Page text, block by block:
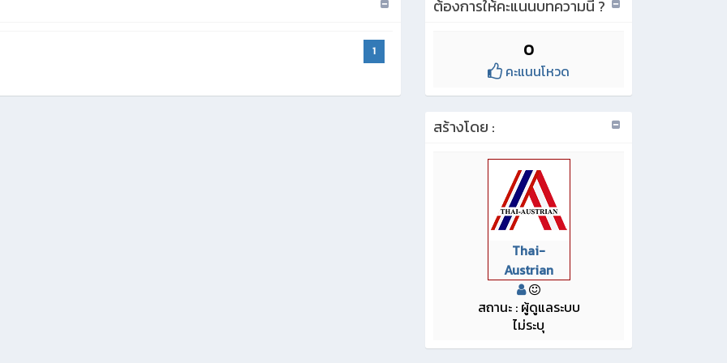
1
ต้องการให้คะแนนบทความนี้่ ?
0
คะแนนโหวด
สร้างโดย :
Thai-
Austrian
สถานะ : ผู้ดูแลระบบ
ไม่ระบุ